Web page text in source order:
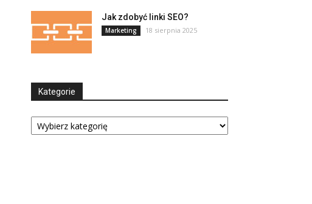
Jak zdobyć linki SEO?
Marketing 18 sierpnia 2025
Kategorie
Kategorie